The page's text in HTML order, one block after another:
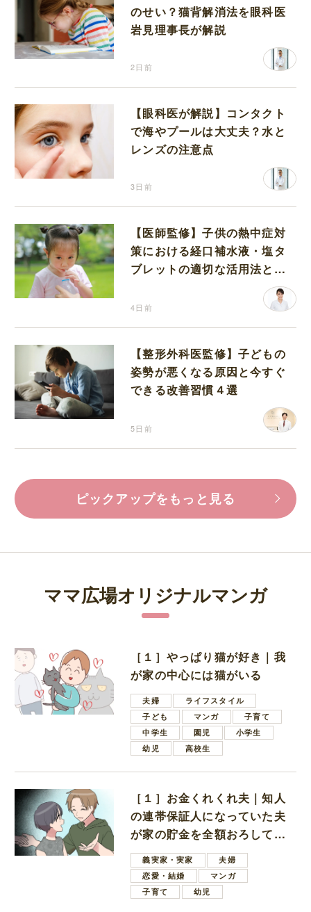
のせい？猫背解消法を眼科医
岩見理事長が解説
2日前
【眼科医が解説】コンタクト
で海やプールは大丈夫？水と
レンズの注意点
3日前
【医師監修】子供の熱中症対
策における経口補水液・塩タ
ブレットの適切な活用法と水
4日前
【整形外科医監修】子どもの
姿勢が悪くなる原因と今すぐ
できる改善習慣４選
5日前
ピックアップをもっと見る
ママ広場オリジナルマンガ
［１］やっぱり猫が好き｜我
が家の中心には猫がいる
夫婦
ライフスタイル
子ども
マンガ
子育て
中学生
園児
小学生
幼児
高校生
［１］お金くれくれ夫｜知人
の連帯保証人になっていた夫
が家の貯金を全額おろしてほ
しいと言ってきた
義実家・実家
夫婦
恋愛・結婚
マンガ
子育て
幼児